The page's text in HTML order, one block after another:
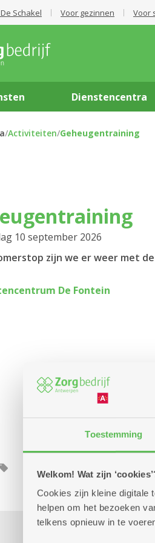
Toestemming
Welkom! Wat zijn
Cookies zijn kleine digitale
helpen om het bezoeken
telkens opnieuw in te
Schakel Voor gezinnen Voor
Dienstencentra
/Activiteiten/Geheugentraining
10 september 2026
zijn we er weer met
De Fontein